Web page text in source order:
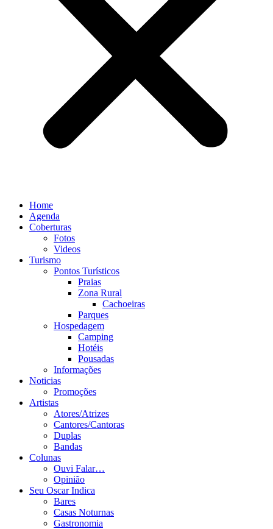
Home
Agenda
Coberturas
Fotos
Videos
Turismo
Pontos Turísticos
Praias
Zona Rural
Cachoeiras
Parques
Hospedagem
Camping
Hotéis
Pousadas
Informações
Noticias
Promoções
Artistas
Atores/Atrizes
Cantores/Cantoras
Duplas
Bandas
Colunas
Ouvi Falar…
Opinião
Seu Oscar Indica
Bares
Casas Noturnas
Gastronomia